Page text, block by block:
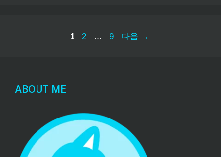
페
1
페
2 …
페
9 다음 →
ABOUT ME